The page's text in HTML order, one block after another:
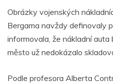
Obrázky vojenských
Bergama navždy definovaly
informovala, že nákladní auta
město už nedokázalo
Podle profesora Alberta